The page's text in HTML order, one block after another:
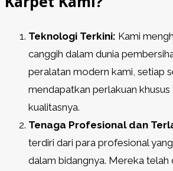
Teknologi Terkini: Kami
canggih dalam dunia
peralatan modern kami, setiap
mendapatkan perlakuan
kualitasnya.
Tenaga Profesional dan
terdiri dari para profesional
dalam bidangnya. Mereka telah